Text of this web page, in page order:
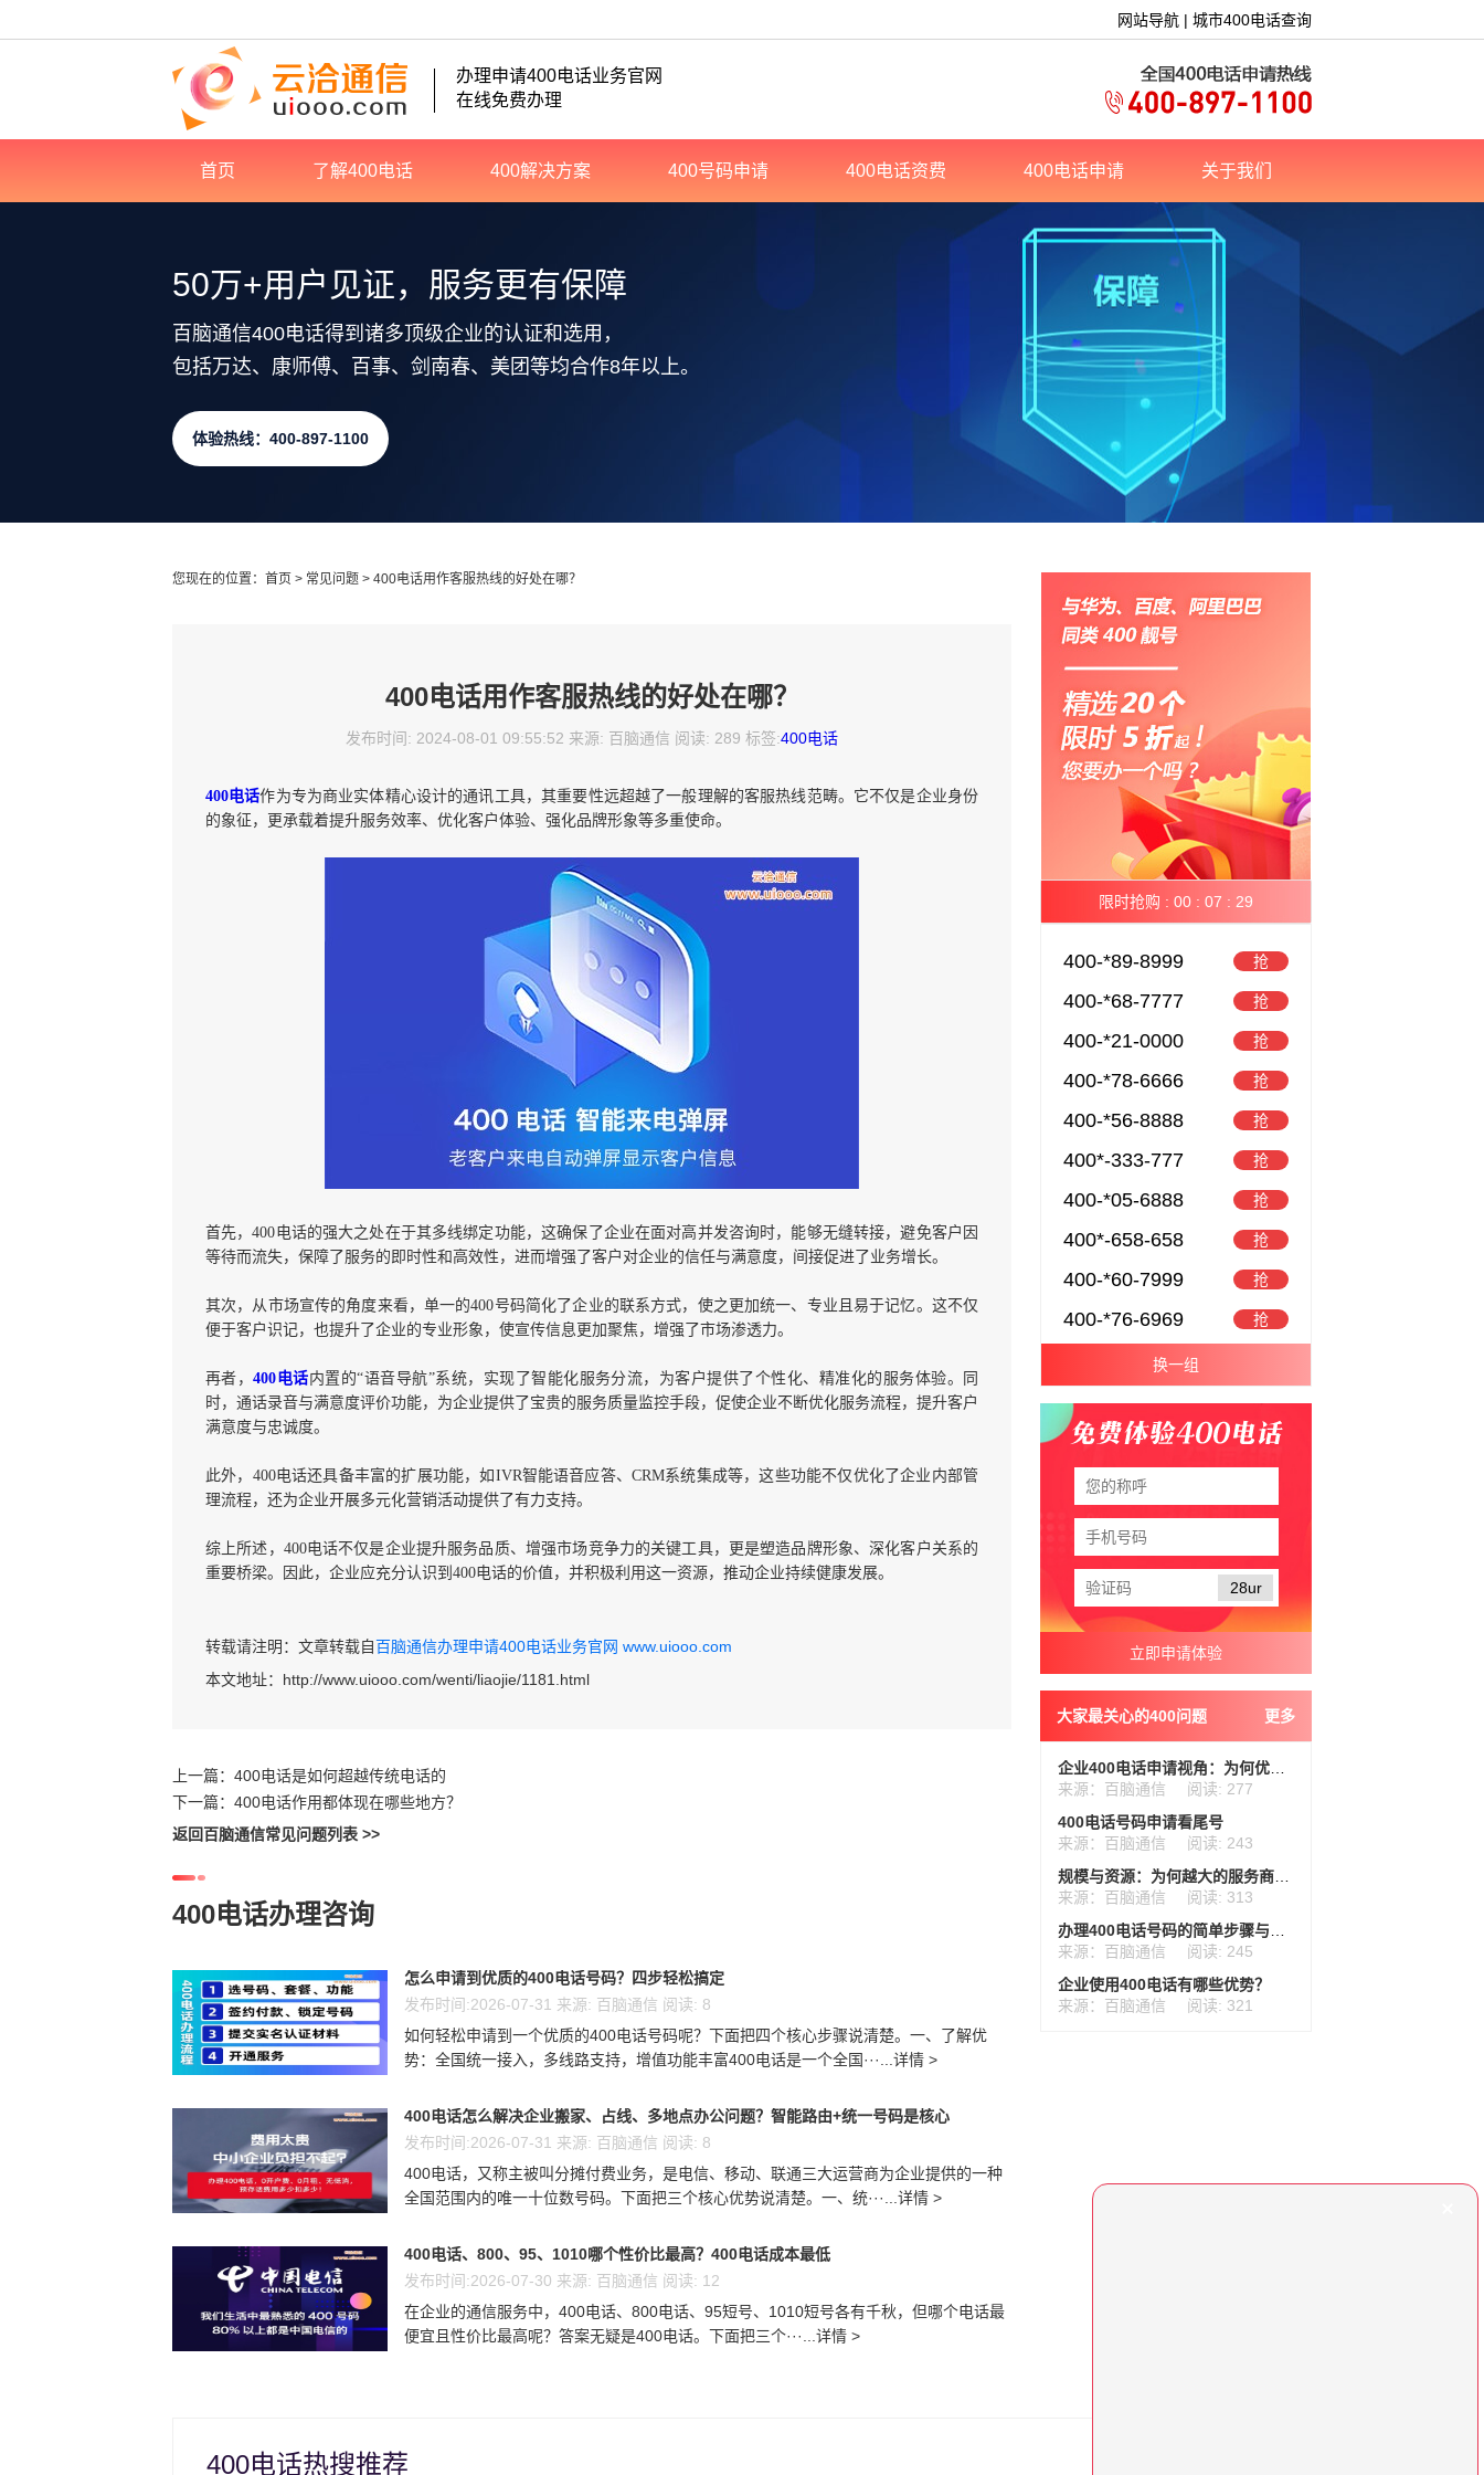
网站导航 | 城市400电话查询
办理申请400电话业务官网
在线免费办理
首页 了解400电话 400解决方案 400号码申请 400电话资费 400电话申请 关于我们
50万+用户见证，服务更有保障
百脑通信400电话得到诸多顶级企业的认证和选用，
包括万达、康师傅、百事、剑南春、美团等均合作8年以上。
体验热线：400-897-1100
您现在的位置： 首页 > 常见问题 > 400电话用作客服热线的好处在哪？
400电话用作客服热线的好处在哪？
发布时间: 2024-08-01 09:55:52 来源: 百脑通信 阅读: 289 标签:400电话
400电话作为专为商业实体精心设计的通讯工具，其重要性远超越了一般理解的客服热线范畴。它不仅是企业身份
的象征，更承载着提升服务效率、优化客户体验、强化品牌形象等多重使命。
首先，400电话的强大之处在于其多线绑定功能，这确保了企业在面对高并发咨询时，能够无缝转接，避免客户因
等待而流失，保障了服务的即时性和高效性，进而增强了客户对企业的信任与满意度，间接促进了业务增长。
其次，从市场宣传的角度来看，单一的400号码简化了企业的联系方式，使之更加统一、专业且易于记忆。这不仅
便于客户识记，也提升了企业的专业形象，使宣传信息更加聚焦，增强了市场渗透力。
再者，400电话内置的“语音导航”系统，实现了智能化服务分流，为客户提供了个性化、精准化的服务体验。同
时，通话录音与满意度评价功能，为企业提供了宝贵的服务质量监控手段，促使企业不断优化服务流程，提升客户
满意度与忠诚度。
此外，400电话还具备丰富的扩展功能，如IVR智能语音应答、CRM系统集成等，这些功能不仅优化了企业内部管
理流程，还为企业开展多元化营销活动提供了有力支持。
综上所述，400电话不仅是企业提升服务品质、增强市场竞争力的关键工具，更是塑造品牌形象、深化客户关系的
重要桥梁。因此，企业应充分认识到400电话的价值，并积极利用这一资源，推动企业持续健康发展。
转载请注明：文章转载自百脑通信办理申请400电话业务官网 www.uiooo.com
本文地址： http://www.uiooo.com/wenti/liaojie/1181.html
上一篇： 400电话是如何超越传统电话的
下一篇： 400电话作用都体现在哪些地方？
返回百脑通信常见问题列表 >>
400电话办理咨询
怎么申请到优质的400电话号码？四步轻松搞定
发布时间:2026-07-31 来源: 百脑通信 阅读: 8
如何轻松申请到一个优质的400电话号码呢？下面把四个核心步骤说清楚。一、了解优
势：全国统一接入，多线路支持，增值功能丰富400电话是一个全国···...详情 >
400电话怎么解决企业搬家、占线、多地点办公问题？智能路由+统一号码是核心
发布时间:2026-07-31 来源: 百脑通信 阅读: 8
400电话，又称主被叫分摊付费业务，是电信、移动、联通三大运营商为企业提供的一种
全国范围内的唯一十位数号码。下面把三个核心优势说清楚。一、统···...详情 >
400电话、800、95、1010哪个性价比最高？400电话成本最低
发布时间:2026-07-30 来源: 百脑通信 阅读: 12
在企业的通信服务中，400电话、800电话、95短号、1010短号各有千秋，但哪个电话最
便宜且性价比最高呢？答案无疑是400电话。下面把三个···...详情 >
限时抢购 : 00 : 07 : 28
400-*89-8999 抢
400-*68-7777 抢
400-*21-0000 抢
400-*78-6666 抢
400-*56-8888 抢
400*-333-777 抢
400-*05-6888 抢
400*-658-658 抢
400-*60-7999 抢
400-*76-6969 抢
换一组
28ur
大家最关心的400问题 更多
来源：百脑通信
阅读: 277
400电话号码申请看尾号
来源：百脑通信
阅读: 243
来源：百脑通信
阅读: 313
来源：百脑通信
阅读: 245
企业使用400电话有哪些优势？
来源：百脑通信
阅读: 321
400电话热搜推荐